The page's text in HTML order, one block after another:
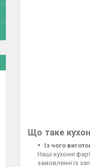
Що таке
Із чого
Наші кухонні
замовленні із